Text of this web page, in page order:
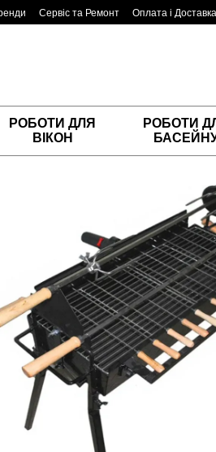
Сервіс та Ремонт Оплата і Доставка
РОБОТИ ДЛЯ
ВІКОН
РОБОТИ